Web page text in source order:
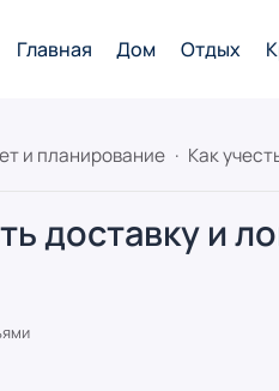
Главная Дом Отдых
и планирование Как
доставку и